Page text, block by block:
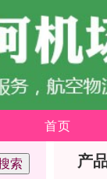
首页
产